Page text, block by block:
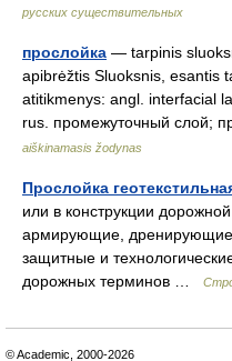
русских существительных
прослойка — tarpinis
apibrėžtis Sluoksnis, esantis
atitikmenys: angl. interfacial
rus. промежуточный слой;
aiškinamasis žodynas
Прослойка
или в конструкции
армирующие,
защитные и
дорожных терминов …
© Academic, 2000-2026